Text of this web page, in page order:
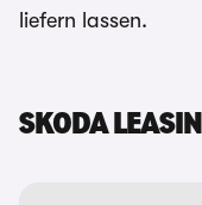
liefern lassen.
SKODA